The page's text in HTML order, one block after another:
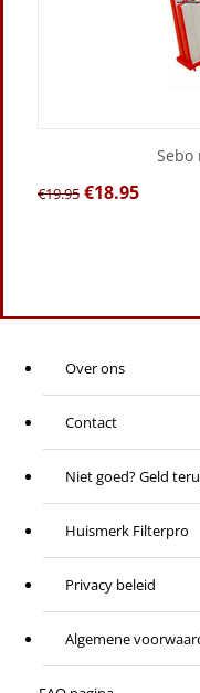
€19.95 €18.95
Over ons
Contact
Niet goed? Geld
Huismerk Filterpro
Privacy beleid
Algemene